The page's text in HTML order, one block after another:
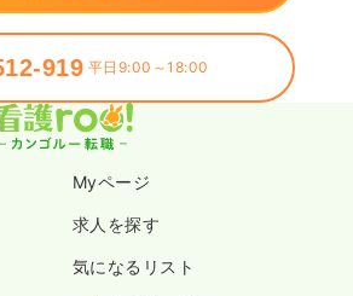
919 平日9:00～18:00
Myページ
求人を探す
気になるリスト